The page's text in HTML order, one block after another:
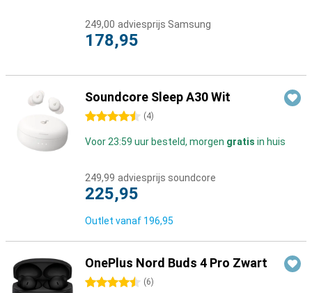
249,00 adviesprijs Samsung
178,95
Soundcore Sleep A30 Wit
4.5 sterren (4)
Voor 23:59 uur besteld, morgen gratis in huis
249,99 adviesprijs soundcore
225,95
Outlet vanaf 196,95
OnePlus Nord Buds 4 Pro Zwart
4.5 sterren (6)